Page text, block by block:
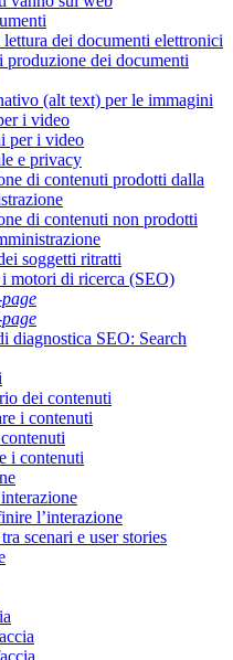
dei documenti elettronici
dei documenti
(alt text) per le immagini
i video
per i video
e privacy
di contenuti prodotti dalla
di contenuti non prodotti
soggetti ritratti
motori di ricerca (SEO)
diagnostica SEO: Search
dei contenuti
i contenuti
i contenuti
l’interazione
scenari e user stories